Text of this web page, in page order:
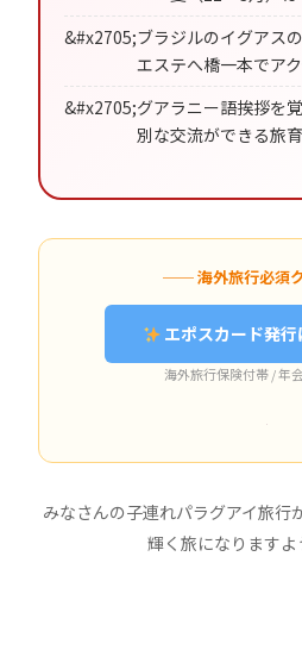
ブラジルのイグアス
エステへ橋一本でア
グアラニー語挨拶を
別な交流ができる旅
── 海外旅行必須
エポスカード発行
海外旅行保険付帯 / 年
みなさんの子連れパラグアイ旅行
輝く旅になりますよ